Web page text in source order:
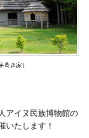
き家）
アイヌ民族博物館の
いたします！